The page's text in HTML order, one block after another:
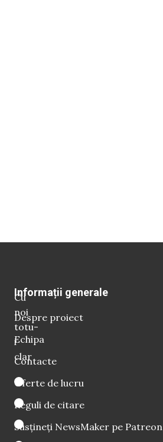
Cu
noi
totu-
i
clar
Informații generale
Despre proiect
Echipa
Contacte
Oferte de lucru
Reguli de citare
Susțineți NewsMaker pe Patreon